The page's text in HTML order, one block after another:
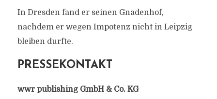
In Dresden fand er seinen Gnadenhof,
nachdem er wegen Impotenz nicht in Leipzig
bleiben durfte.
PRESSEKONTAKT
wwr publishing GmbH & Co. KG